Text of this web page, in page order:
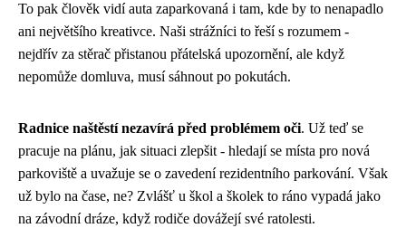
To pak člověk vidí auta zaparkovaná i tam, kde by to nenapadlo
ani největšího kreativce. Naši strážníci to řeší s rozumem -
nejdřív za stěrač přistanou přátelská upozornění, ale když
nepomůže domluva, musí sáhnout po pokutách.
Radnice naštěstí nezavírá před problémem oči. Už teď se
pracuje na plánu, jak situaci zlepšit - hledají se místa pro nová
parkoviště a uvažuje se o zavedení rezidentního parkování. Však
už bylo na čase, ne? Zvlášť u škol a školek to ráno vypadá jako
na závodní dráze, když rodiče dovážejí své ratolesti.